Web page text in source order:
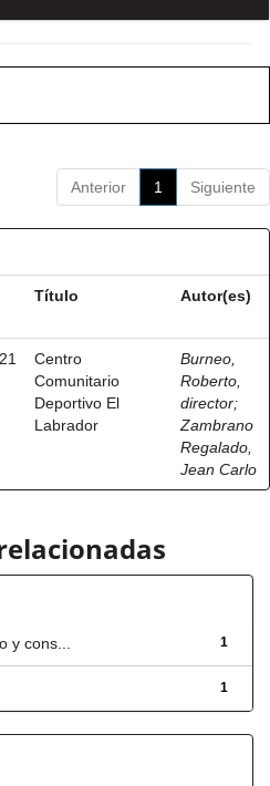
Anterior 1 Siguiente
Título Autor(es)
Centro
Comunitario
Deportivo El
Labrador
Burneo,
Roberto,
director;
Zambrano
Regalado,
Jean Carlo
1
y cons...
1